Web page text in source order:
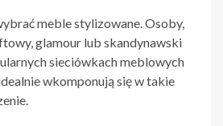
meble stylizowane. Osoby,
glamour lub skandynawski
sieciówkach meblowych
wkomponują się w takie